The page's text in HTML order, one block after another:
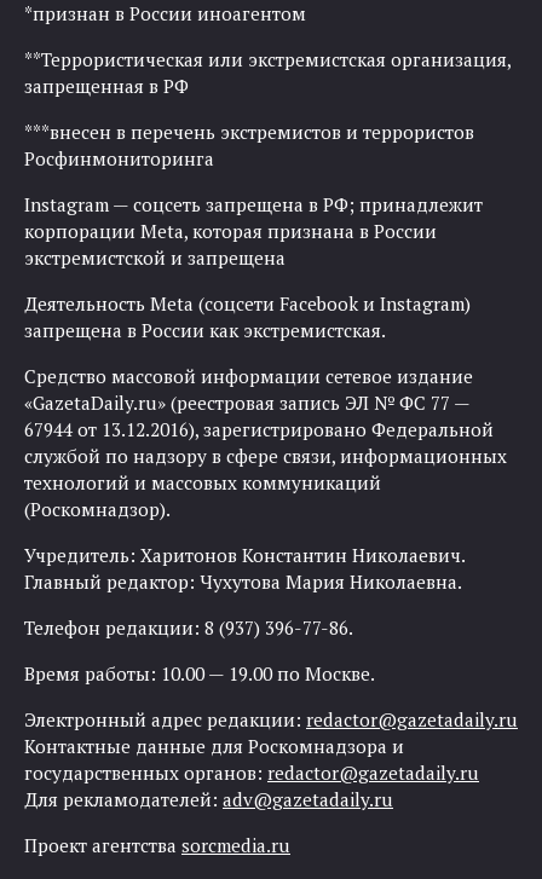
*признан в России иноагентом
**Террористическая или экстремистская организация,
запрещенная в РФ
***внесен в перечень экстремистов и террористов
Росфинмониторинга
Instagram — соцсеть запрещена в РФ; принадлежит
корпорации Meta, которая признана в России
экстремистской и запрещена
Деятельность Meta (соцсети Facebook и Instagram)
запрещена в России как экстремистская.
Средство массовой информации сетевое издание
«GazetaDaily.ru» (реестровая запись ЭЛ № ФС 77 —
67944 от 13.12.2016), зарегистрировано Федеральной
службой по надзору в сфере связи, информационных
технологий и массовых коммуникаций
(Роскомнадзор).
Учредитель: Харитонов Константин Николаевич.
Главный редактор: Чухутова Мария Николаевна.
Телефон редакции: 8 (937) 396-77-86.
Время работы: 10.00 — 19.00 по Москве.
Электронный адрес редакции: redactor@gazetadaily.ru
Контактные данные для Роскомнадзора и
государственных органов: redactor@gazetadaily.ru
Для рекламодателей: adv@gazetadaily.ru
Проект агентства sorcmedia.ru